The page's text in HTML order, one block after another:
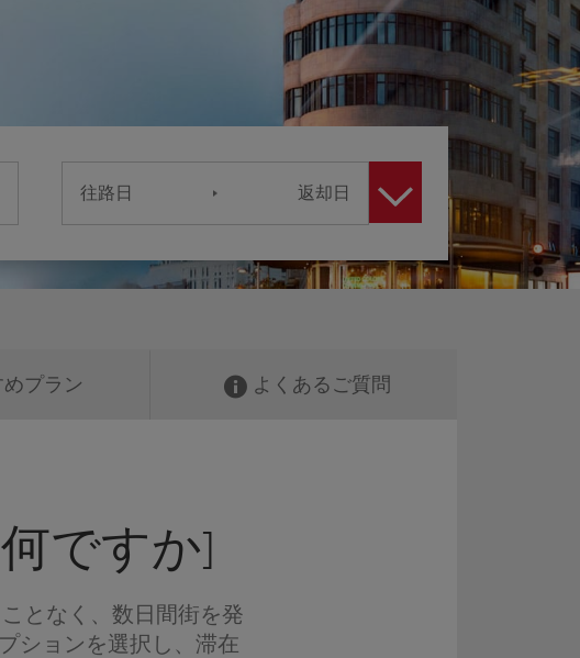
往路日 返却日
プラン よくあるご質問
ですか]
となく、数日間街を発
ションを選択し、滞在